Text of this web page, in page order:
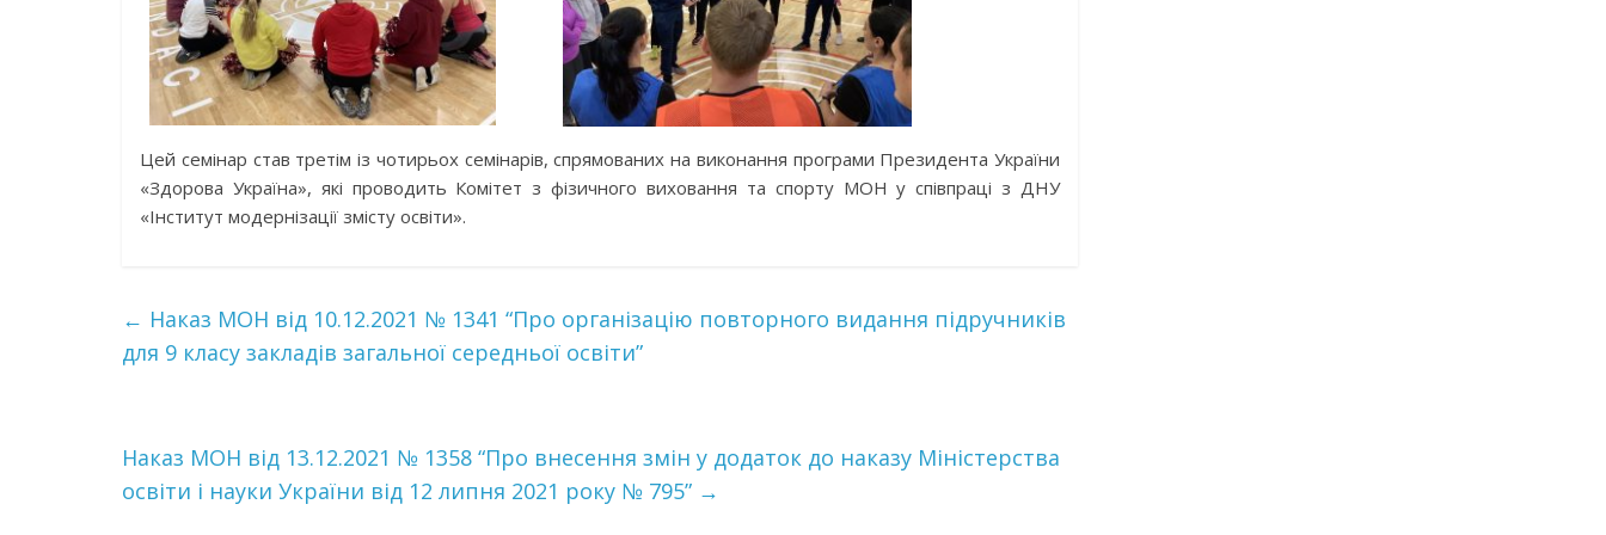
Цей семінар став третім із чотирьох семінарів, спрямованих на виконання програми Президента України
«Здорова Україна», які проводить Комітет з фізичного виховання та спорту МОН у співпраці з ДНУ
«Інститут модернізації змісту освіти».
← Наказ МОН від 10.12.2021 № 1341 “Про організацію повторного видання підручників
для 9 класу закладів загальної середньої освіти”
Наказ МОН від 13.12.2021 № 1358 “Про внесення змін у додаток до наказу Міністерства
освіти і науки України від 12 липня 2021 року № 795” →